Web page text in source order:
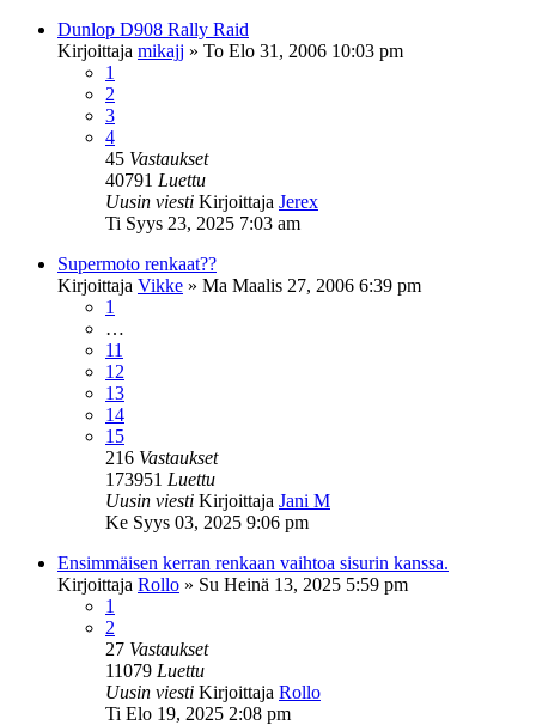
Dunlop D908 Rally Raid
Kirjoittaja mikajj » To Elo 31, 2006 10:03 pm
1
2
3
4
45 Vastaukset
40791 Luettu
Uusin viesti Kirjoittaja Jerex
Ti Syys 23, 2025 7:03 am
Supermoto renkaat??
Kirjoittaja Vikke » Ma Maalis 27, 2006 6:39 pm
1
…
11
12
13
14
15
216 Vastaukset
173951 Luettu
Uusin viesti Kirjoittaja Jani M
Ke Syys 03, 2025 9:06 pm
Ensimmäisen kerran renkaan vaihtoa sisurin kanssa.
Kirjoittaja Rollo » Su Heinä 13, 2025 5:59 pm
1
2
27 Vastaukset
11079 Luettu
Uusin viesti Kirjoittaja Rollo
Ti Elo 19, 2025 2:08 pm